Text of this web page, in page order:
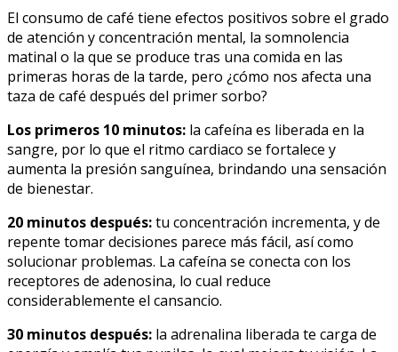
El consumo de café tiene efectos positivos sobre el grado
de atención y concentración mental, la somnolencia
matinal o la que se produce tras una comida en las
primeras horas de la tarde, pero ¿cómo nos afecta una
taza de café después del primer sorbo?
Los primeros 10 minutos: la cafeína es liberada en la
sangre, por lo que el ritmo cardiaco se fortalece y
aumenta la presión sanguínea, brindando una sensación
de bienestar.
20 minutos después:tu concentración incrementa, y de
repente tomar decisiones parece más fácil, así como
solucionar problemas. La cafeína se conecta con los
receptores de adenosina, lo cual reduce
considerablemente el cansancio.
30 minutos después: la adrenalina liberada te carga de